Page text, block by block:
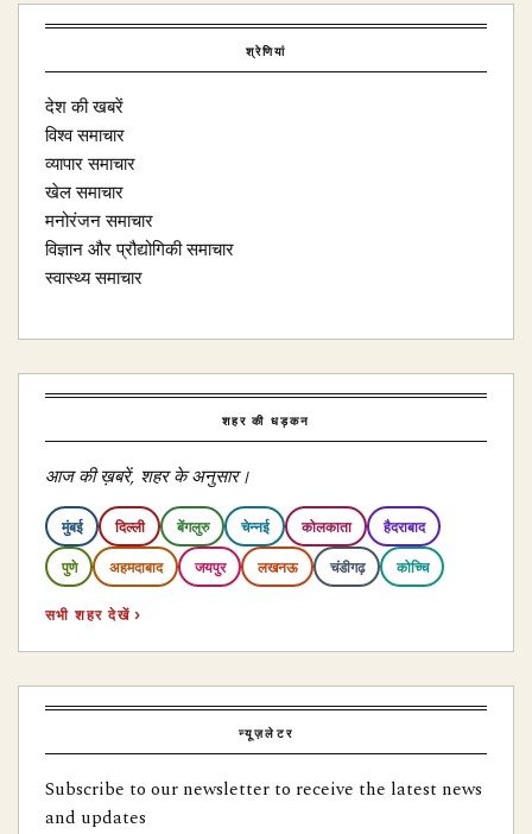
श्रेणियां
देश की खबरें
विश्व समाचार
व्यापार समाचार
खेल समाचार
मनोरंजन समाचार
विज्ञान और प्रौद्योगिकी समाचार
स्वास्थ्य समाचार
शहर की धड़कन
आज की ख़बरें, शहर के अनुसार।
मुंबई दिल्ली बेंगलुरु चेन्नई कोलकाता हैदराबाद
पुणे अहमदाबाद जयपुर लखनऊ चंडीगढ़ कोच्चि
सभी शहर देखें ›
न्यूज़लेटर
Subscribe to our newsletter to receive the latest news
and updates